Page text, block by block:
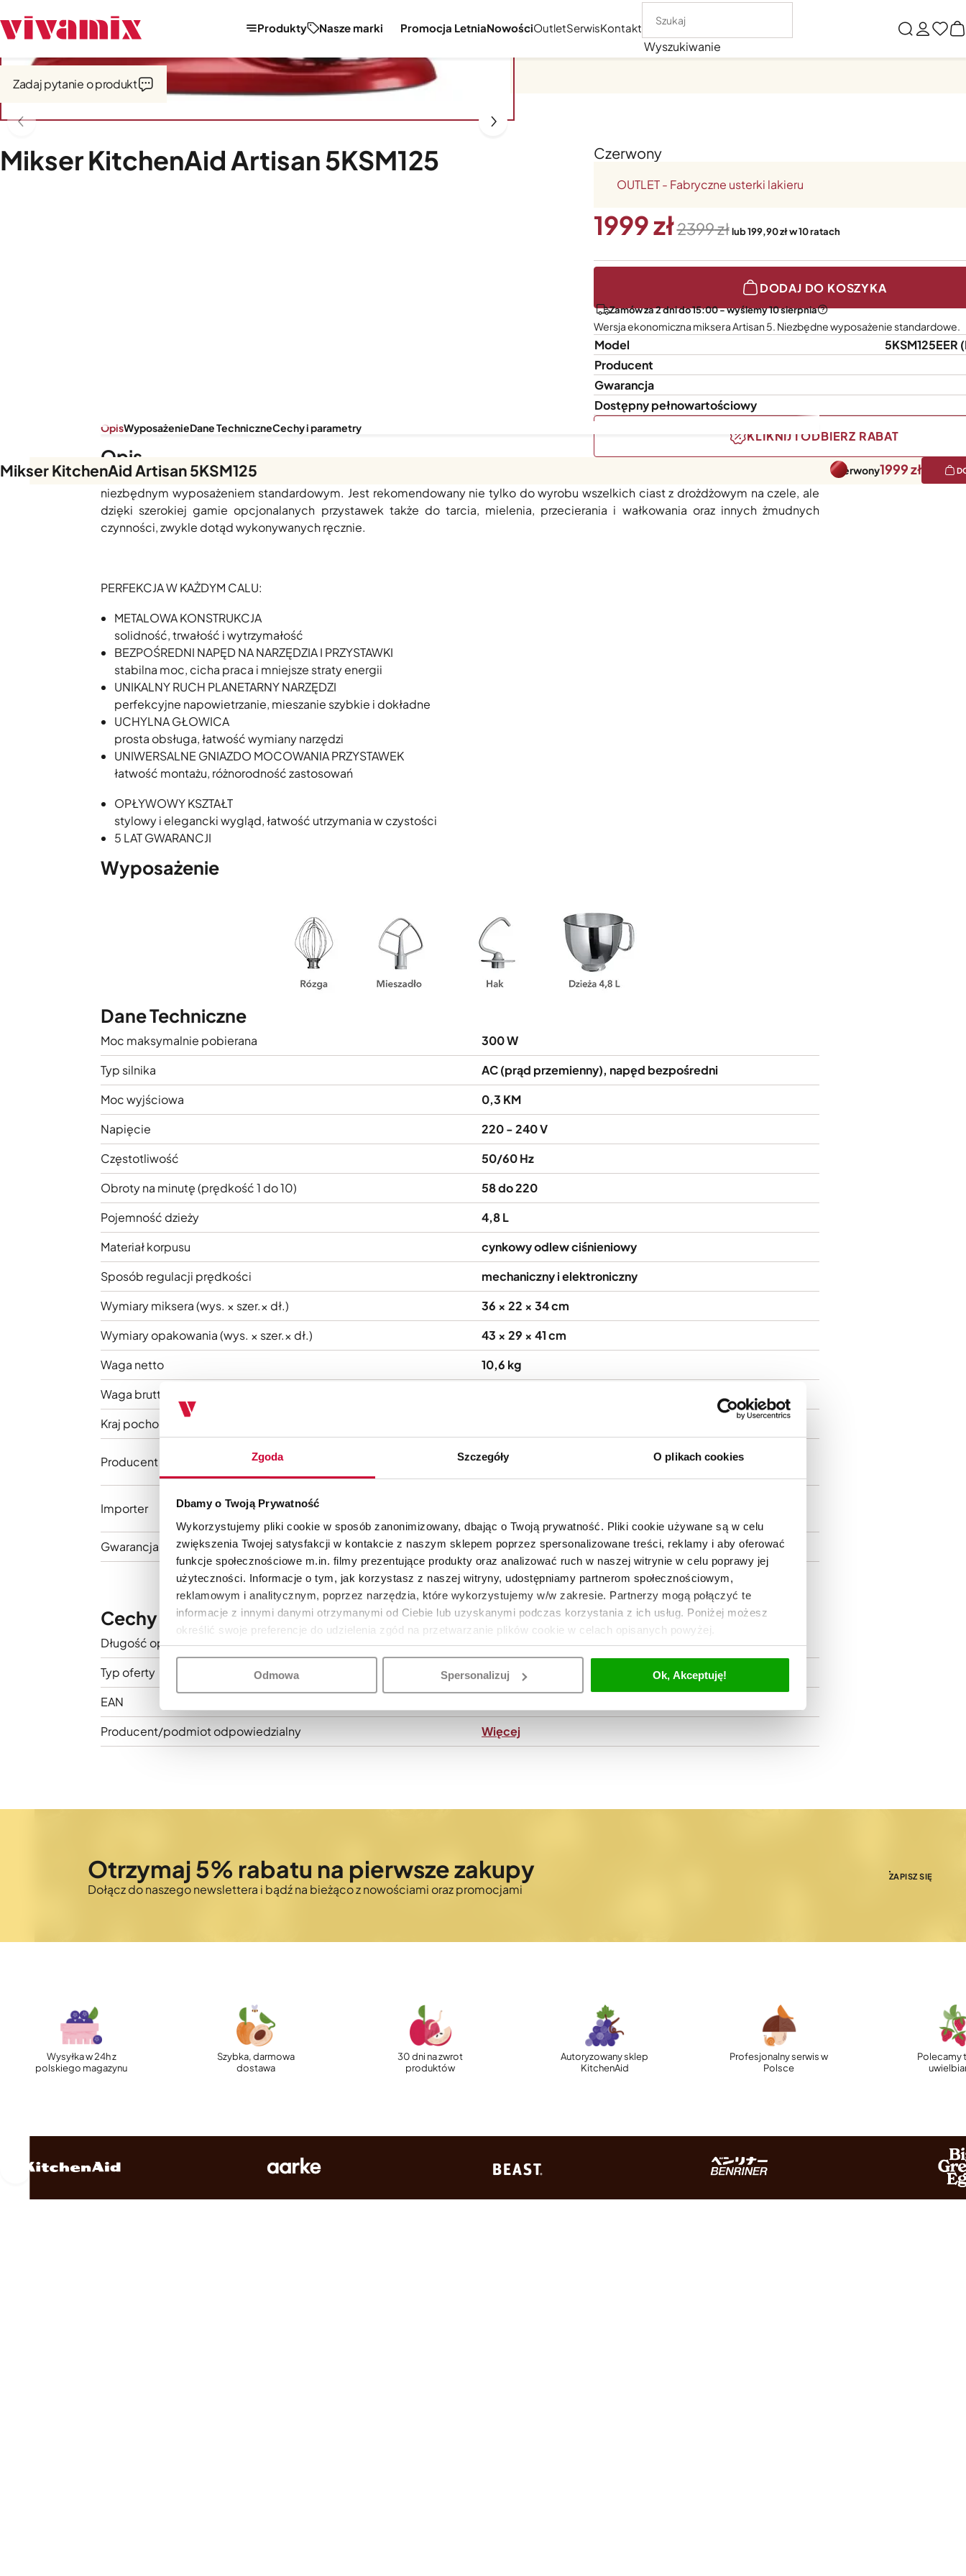
Zgoda Szczegóły O plikach cookies
Dbamy o Twoją Prywatność
Wykorzystujemy pliki cookie w sposób zanonimizowany, dbając o Twoją prywatność. Pliki cookie używane są w celu
zwiększenia Twojej satysfakcji w kontakcie z naszym sklepem poprzez spersonalizowane treści, reklamy i aby oferować
funkcje społecznościowe m.in. filmy prezentujące produkty oraz analizować ruch w naszej witrynie w celu poprawy jej
użyteczności. Informacje o tym, jak korzystasz z naszej witryny, udostępniamy partnerom społecznościowym,
reklamowym i analitycznym, poprzez narzędzia, które wykorzystujemy w/w zakresie. Partnerzy mogą połączyć te
informacje z innymi danymi otrzymanymi od Ciebie lub uzyskanymi podczas korzystania z ich usług. Poniżej możesz
określić swoje preferencje do udzielenia zgód na przetwarzanie plików cookie w celach opisanych powyżej.
Odmowa Spersonalizuj Ok, Akceptuję!
Produkty Nasze marki Promocja LetniaNowościOutletSerwisKontakt
Wyszukiwanie
Mikser KitchenAid Artisan 5KSM125
Zadaj pytanie o produkt
Czerwony
OUTLET - Fabryczne usterki lakieru
1999 2399 lub 199,90 zł w 10 ratach
DODAJ DO KOSZYKA
Zamów za 2 dni do 15:00 - wyślemy 10 sierpnia
Wersja ekonomiczna miksera Artisan 5. Niezbędne wyposażenie standardowe.
Model 5KSM125EER
Producent
Gwarancja
Dostępny pełnowartościowy
KLIKNIJ I ODBIERZ RABAT
Mikser KitchenAid Artisan 5KSM125 Czerwony1999
OpisWyposażenieDane TechniczneCechy i parametry
Opis
Mikser Artisan 5/125 KitchenAid, to jedna z wersji najpopularniejszego domowego modelu z uchylną głowicą. Charakteryzuje się
niezbędnym wyposażeniem standardowym. Jest rekomendowany nie tylko do wyrobu wszelkich ciast z drożdżowym na czele, ale
dzięki szerokiej gamie opcjonalanych przystawek także do tarcia, mielenia, przecierania i wałkowania oraz innych żmudnych
czynności, zwykle dotąd wykonywanych ręcznie.
PERFEKCJA W KAŻDYM CALU:
METALOWA KONSTRUKCJA
solidność, trwałość i wytrzymałość
BEZPOŚREDNI NAPĘD NA NARZĘDZIA I PRZYSTAWKI
stabilna moc, cicha praca i mniejsze straty energii
UNIKALNY RUCH PLANETARNY NARZĘDZI
perfekcyjne napowietrzanie, mieszanie szybkie i dokładne
UCHYLNA GŁOWICA
prosta obsługa, łatwość wymiany narzędzi
UNIWERSALNE GNIAZDO MOCOWANIA PRZYSTAWEK
łatwość montażu, różnorodność zastosowań
OPŁYWOWY KSZTAŁT
stylowy i elegancki wygląd, łatwość utrzymania w czystości
5 LAT GWARANCJI
Wyposażenie
Dane Techniczne
Moc maksymalnie pobierana
300 W
Typ silnika
AC (prąd przemienny), napęd bezpośredni
Moc wyjściowa
0,3 KM
Napięcie
220 - 240 V
Częstotliwość
50/60 Hz
Obroty na minutę (prędkość 1 do 10)
58 do 220
Pojemność dzieży
4,8 L
Materiał korpusu
cynkowy odlew ciśnieniowy
Sposób regulacji prędkości
mechaniczny i elektroniczny
Wymiary miksera (wys. × szer.× dł.)
36 × 22 × 34 cm
Wymiary opakowania (wys. × szer.× dł.)
43 × 29 × 41 cm
Waga netto
10,6 kg
Waga brutto
Kraj pochodzenia
Producent
KitchenAid Europa Inc., Nijverheidslaan 3, 1853
Importer
Gwarancja
5 lat
Cechy i parametry
Długość opieki gwarancyjnej
5 lat
Typ oferty
Z usterkami lakieru
EAN
Producent/podmiot odpowiedzialny
Więcej
Otrzymaj 5% rabatu na pierwsze zakupy
Dołącz do naszego newslettera i bądź na bieżąco z nowościami oraz promocjami
ZAPISZ SIĘ
Wysyłka w 24h z
polskiego magazynu
Szybka, darmowa
dostawa
30 dni na zwrot
produktów
Autoryzowany sklep
KitchenAid
Profesjonalny serwis w
Polsce
Polecamy